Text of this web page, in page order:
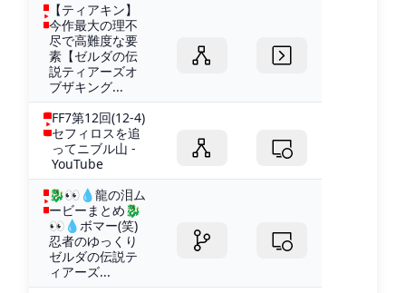
【ティアキン】
今作最大の理不
尽で高難度な要
素【ゼルダの伝
説ティアーズオ
ブザキング...
FF7第12回(12-4)
セフィロスを追
ってニブル山 -
YouTube
🐉👀💧龍の泪ム
ービーまとめ🐉
👀💧ボマー(笑)
忍者のゆっくり
ゼルダの伝説テ
ィアーズ...